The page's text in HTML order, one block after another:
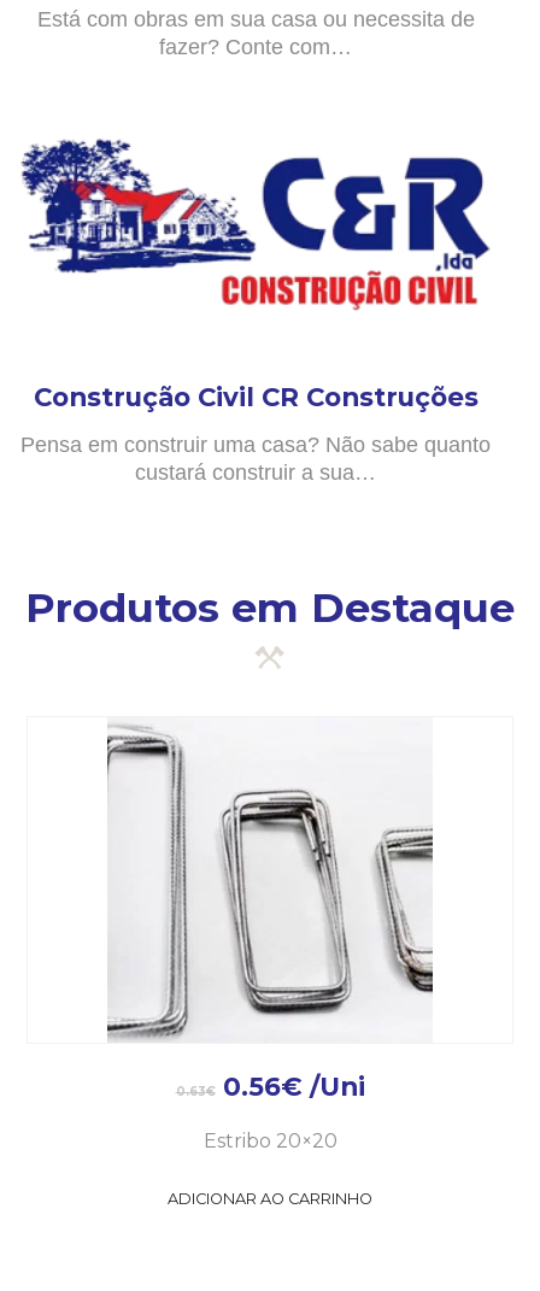
Está com obras em sua casa ou necessita de
fazer? Conte com…
Construção Civil CR Construções
Pensa em construir uma casa? Não sabe quanto
custará construir a sua…
Produtos em Destaque
0.63€ 0.56€ /Uni
Estribo 20×20
ADICIONAR AO CARRINHO